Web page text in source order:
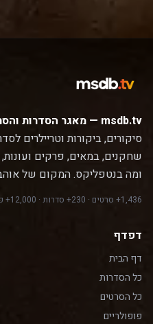
msdb.tv — מאגר הסדרות והסרטים המוביל בעברית.
סיקורים, ביקורות וטריילרים
שחקנים, במאים, פרקים
ומה בנטפליקס. המקום של
1,436+ סרטים · 230+ סדרות · 12,000+ פרקים
דפדף
דף הבית
כל הסדרות
כל הסרטים
פופולריים